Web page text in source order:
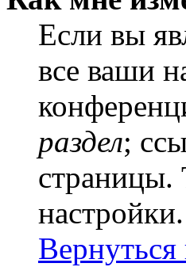
Если вы
все ваши
раздел;
страницы.
настройки.
Вернуться